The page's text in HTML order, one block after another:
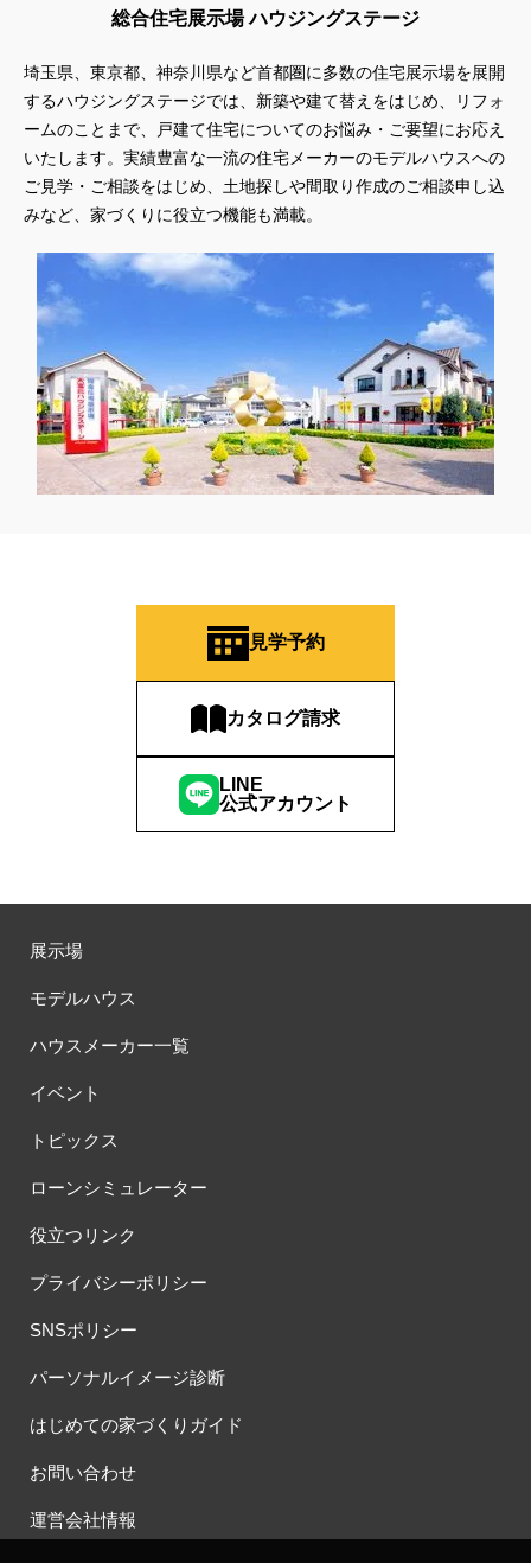
総合住宅展示場 ハウジングステージ
埼玉県、東京都、神奈川県など首都圏に多数の住宅展示場を展開
するハウジングステージでは、新築や建て替えをはじめ、リフォ
ームのことまで、戸建て住宅についてのお悩み・ご要望にお応え
いたします。実績豊富な一流の住宅メーカーのモデルハウスへの
ご見学・ご相談をはじめ、土地探しや間取り作成のご相談申し込
みなど、家づくりに役立つ機能も満載。
見学予約
カタログ請求
LINE
公式アカウント
展示場
モデルハウス
ハウスメーカー一覧
イベント
トピックス
ローンシミュレーター
役立つリンク
プライバシーポリシー
SNSポリシー
パーソナルイメージ診断
はじめての家づくりガイド
お問い合わせ
運営会社情報